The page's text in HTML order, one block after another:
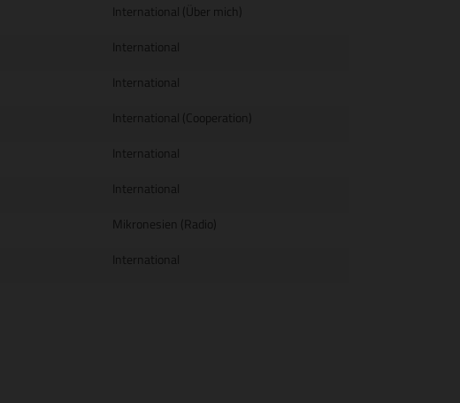
International (Über mich)
International
International
International (Cooperation)
International
International
Mikronesien (Radio)
International